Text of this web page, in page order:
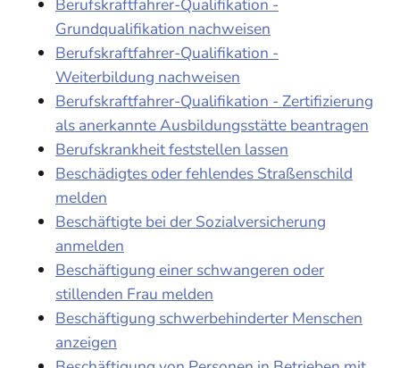
Berufskraftfahrer-Qualifikation -
Grundqualifikation nachweisen
Berufskraftfahrer-Qualifikation -
Weiterbildung nachweisen
Berufskraftfahrer-Qualifikation - Zertifizierung
als anerkannte Ausbildungsstätte beantragen
Berufskrankheit feststellen lassen
Beschädigtes oder fehlendes Straßenschild
melden
Beschäftigte bei der Sozialversicherung
anmelden
Beschäftigung einer schwangeren oder
stillenden Frau melden
Beschäftigung schwerbehinderter Menschen
anzeigen